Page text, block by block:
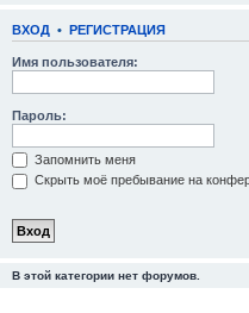
ВХОД • РЕГИСТРАЦИЯ
Имя пользователя:
Пароль:
Запомнить меня
Скрыть моё пребывание на
В этой категории нет форумов.